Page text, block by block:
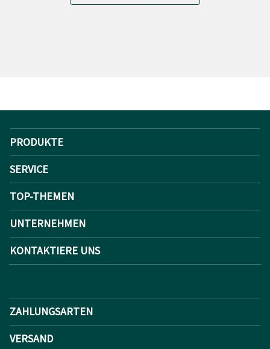
PRODUKTE
SERVICE
TOP-THEMEN
UNTERNEHMEN
KONTAKTIERE UNS
ZAHLUNGSARTEN
VERSAND